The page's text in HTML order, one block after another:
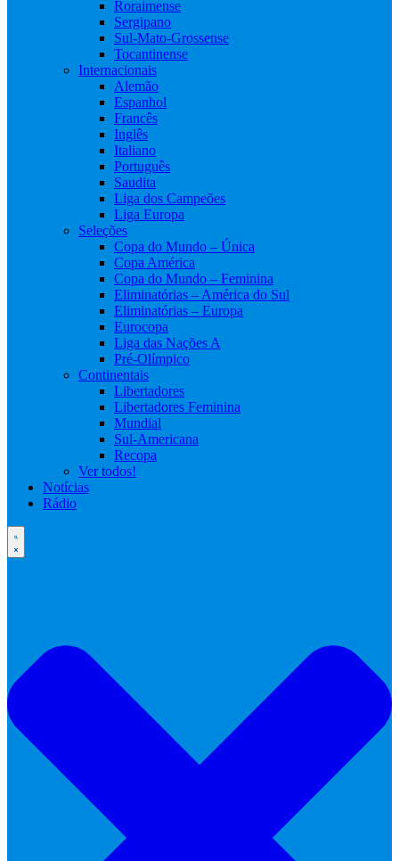
Roraimense
Sergipano
Sul-Mato-Grossense
Tocantinense
Internacionais
Alemão
Espanhol
Francês
Inglês
Italiano
Português
Saudita
Liga dos Campeões
Liga Europa
Seleções
Copa do Mundo – Única
Copa América
Copa do Mundo – Feminina
Eliminatórias – América do Sul
Eliminatórias – Europa
Eurocopa
Liga das Nações A
Pré-Olímpico
Continentais
Libertadores
Libertadores Feminina
Mundial
Sul-Americana
Recopa
Ver todos!
Notícias
Rádio